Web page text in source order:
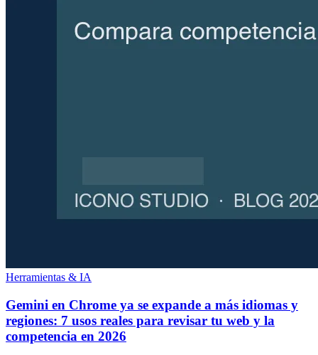
Herramientas & IA
Gemini en Chrome ya se expande a más idiomas y
regiones: 7 usos reales para revisar tu web y la
competencia en 2026